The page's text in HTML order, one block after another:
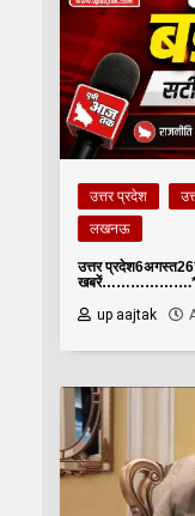
उत्तर प्रदेश
लखनऊ
उत्तर
up aajtak